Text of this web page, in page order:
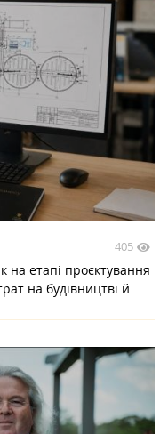
405
на етапі проєктування
на будівництві й